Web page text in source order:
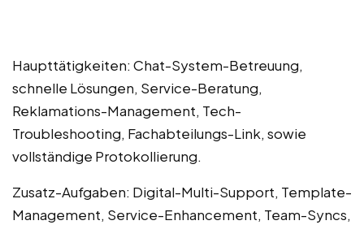
Haupttätigkeiten: Chat-System-Betreuung,
schnelle Lösungen, Service-Beratung,
Reklamations-Management, Tech-
Troubleshooting, Fachabteilungs-Link, sowie
vollständige Protokollierung.
Zusatz-Aufgaben: Digital-Multi-Support, Template-
Management, Service-Enhancement, Team-Syncs,